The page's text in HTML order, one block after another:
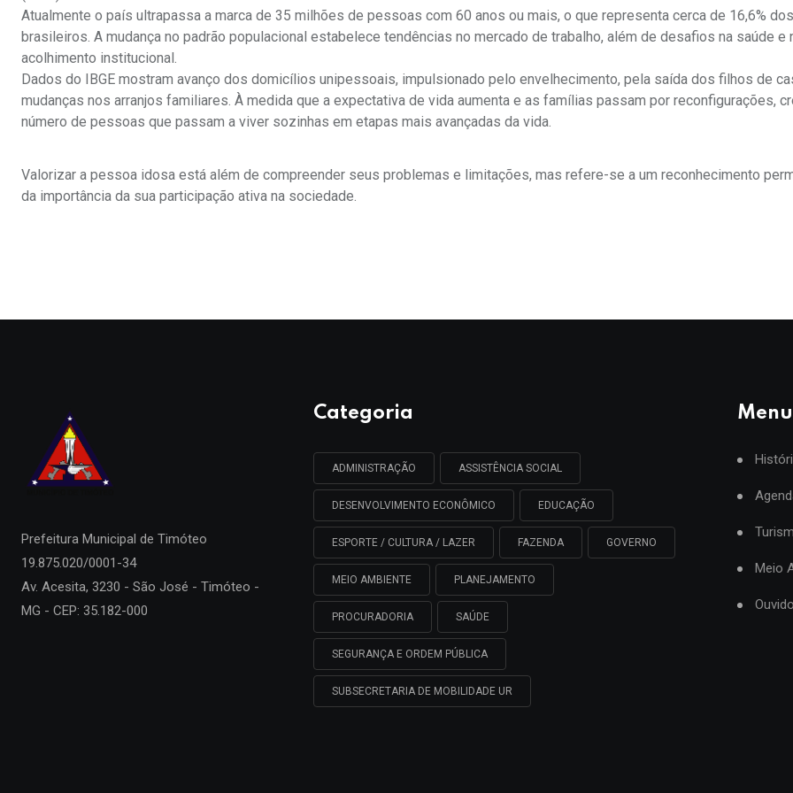
Atualmente o país ultrapassa a marca de 35 milhões de pessoas com 60 anos ou mais, o que representa cerca de 16,6% dos
brasileiros. A mudança no padrão populacional estabelece tendências no mercado de trabalho, além de desafios na saúde e
acolhimento institucional.
Dados do IBGE mostram avanço dos domicílios unipessoais, impulsionado pelo envelhecimento, pela saída dos filhos de
mudanças nos arranjos familiares. À medida que a expectativa de vida aumenta e as famílias passam por reconfigurações,
número de pessoas que passam a viver sozinhas em etapas mais avançadas da vida.
Valorizar a pessoa idosa está além de compreender seus problemas e limitações, mas refere-se a um reconhecimento
da importância da sua participação ativa na sociedade.
Prefeitura Municipal de Timóteo
19.875.020/0001-34
Av. Acesita, 3230 - São José - Timóteo -
MG - CEP: 35.182-000
Categoria
ADMINISTRAÇÃO ASSISTÊNCIA SOCIAL
DESENVOLVIMENTO ECONÔMICO EDUCAÇÃO
ESPORTE / CULTURA / LAZER FAZENDA GOVERNO
MEIO AMBIENTE PLANEJAMENTO
PROCURADORIA SAÚDE
SEGURANÇA E ORDEM PÚBLICA
SUBSECRETARIA DE MOBILIDADE UR
Menu
Meio